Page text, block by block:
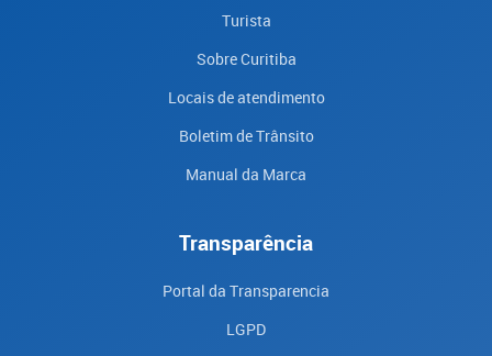
Turista
Sobre Curitiba
Locais de atendimento
Boletim de Trânsito
Manual da Marca
Transparência
Portal da Transparencia
LGPD